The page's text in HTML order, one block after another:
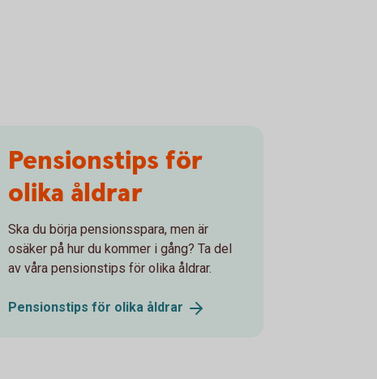
Pensionstips för
olika åldrar
Ska du börja pensionsspara, men är
osäker på hur du kommer i gång? Ta del
av våra pensionstips för olika åldrar.
Pensionstips för olika åldrar